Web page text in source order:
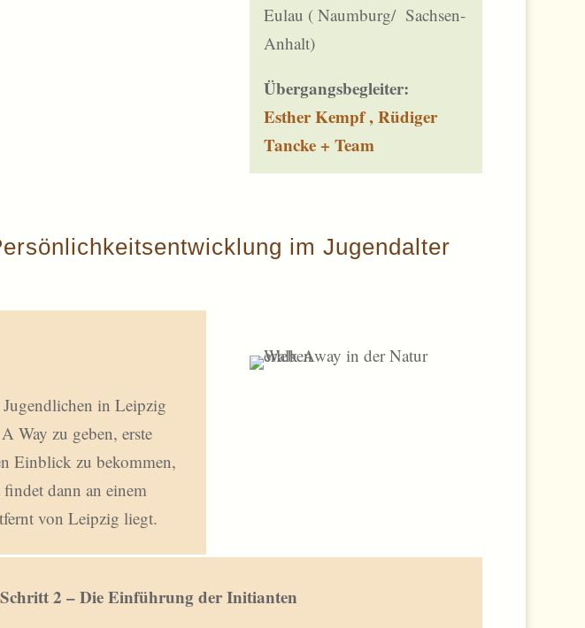
Eulau ( Naumburg/ Sachsen-
Anhalt)
Übergangsbegleiter:
Esther Kempf , Rüdiger
Tancke + Team
im Jugendalter
in Leipzig
Way zu geben, erste
Einblick zu bekommen,
dann an einem
von Leipzig liegt.
Schritt 2 – Die Einführung der Initianten